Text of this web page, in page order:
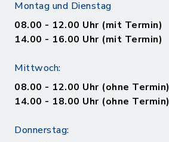
Montag und Dienstag
08.00 - 12.00 Uhr (mit Termin)
14.00 - 16.00 Uhr (mit Termin)
Mittwoch:
08.00 - 12.00 Uhr (ohne Termin)
14.00 - 18.00 Uhr (ohne Termin)
Donnerstag: